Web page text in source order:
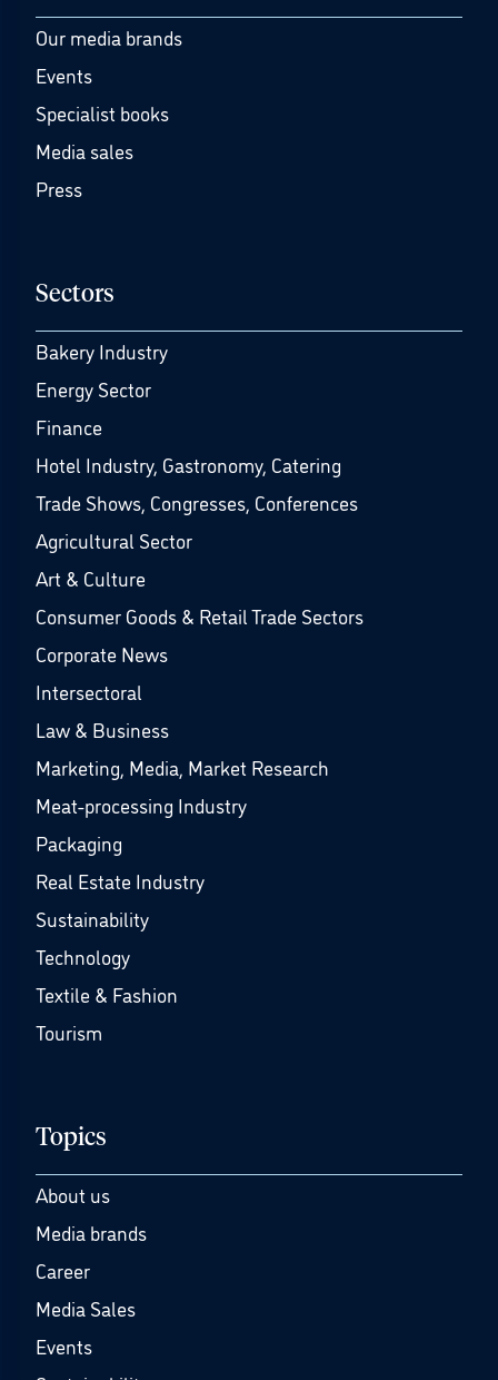
Our media brands
Events
Specialist books
Media sales
Press
Sectors
Bakery Industry
Energy Sector
Finance
Hotel Industry, Gastronomy, Catering
Trade Shows, Congresses, Conferences
Agricultural Sector
Art & Culture
Consumer Goods & Retail Trade Sectors
Corporate News
Intersectoral
Law & Business
Marketing, Media, Market Research
Meat-processing Industry
Packaging
Real Estate Industry
Sustainability
Technology
Textile & Fashion
Tourism
Topics
About us
Media brands
Career
Media Sales
Events